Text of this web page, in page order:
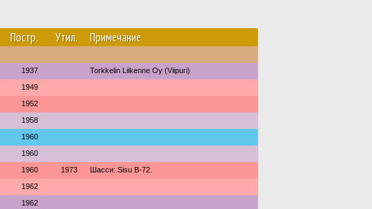
Постр. Утил. Примечание
1937 Torkkelin Liikenne Oy (Viipuri)
1949
1952
1958
1960
1960
1960 1973 Шасси: Sisu B-72.
1962
1962